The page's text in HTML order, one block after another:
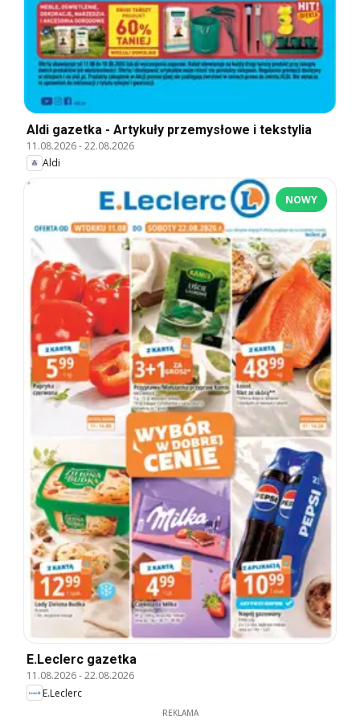
Aldi gazetka - Artykuły przemysłowe i tekstylia
11.08.2026-22.08.2026
Aldi
NOWY
E.Leclerc gazetka
11.08.2026-22.08.2026
E.Leclerc
REKLAMA